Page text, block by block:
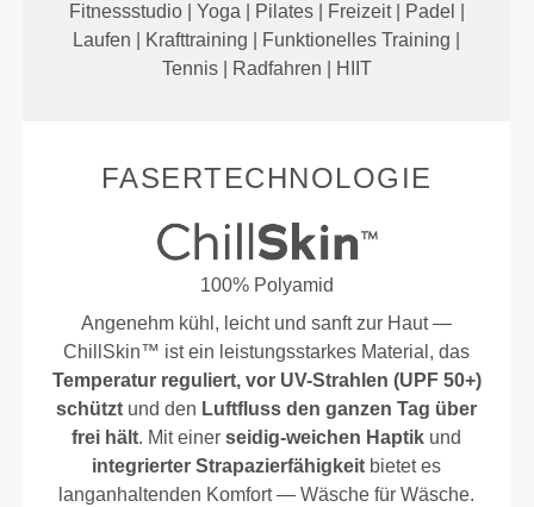
Fitnessstudio | Yoga | Pilates | Freizeit | Padel |
Laufen | Krafttraining | Funktionelles Training |
Tennis | Radfahren | HIIT
FASERTECHNOLOGIE
100% Polyamid
Angenehm kühl, leicht und sanft zur Haut —
ChillSkin™ ist ein leistungsstarkes Material, das
Temperatur reguliert, vor UV-Strahlen (UPF 50+)
schützt und den Luftfluss den ganzen Tag über
frei hält. Mit einerseidig-weichen Haptik und
integrierter Strapazierfähigkeit bietet es
langanhaltenden Komfort — Wäsche für Wäsche.